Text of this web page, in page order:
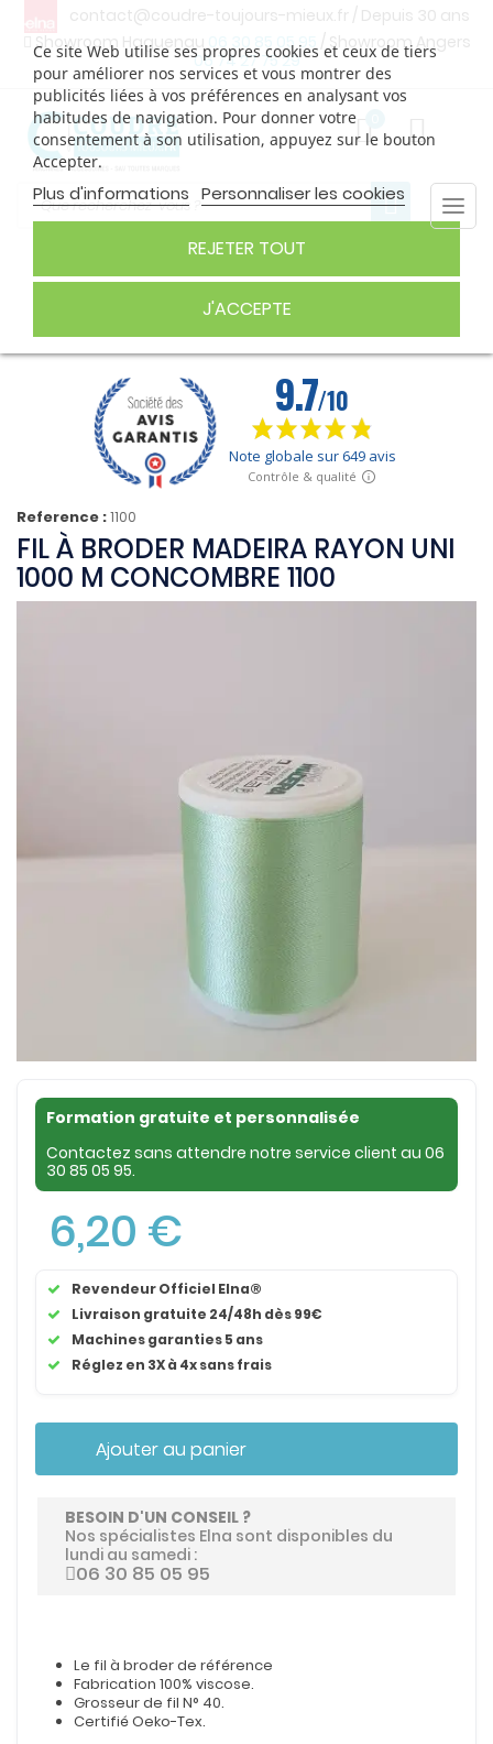
contact@coudre-toujours-mieux.fr / Depuis 30 ans
Showroom Haguenau
06 30 85 05 95
/ Showroom Angers
06 74 27 75 29
Ce site Web utilise ses propres cookies et ceux de tiers
pour améliorer nos services et vous montrer des
publicités liées à vos préférences en analysant vos
habitudes de navigation. Pour donner votre
consentement à son utilisation, appuyez sur le bouton
Accepter.
Plus d'informations Personnaliser les cookies
REJETER TOUT
J'ACCEPTE
FIL À BRODER
Reference :1100
FIL À BRODER MADEIRA RAYON UNI
1000 M CONCOMBRE 1100
Formation gratuite et personnalisée
Contactez sans attendre notre service client au 06
30 85 05 95.
6,20 €
Revendeur Officiel Elna®
Livraison gratuite 24/48h dès 99€
Machines garanties 5 ans
Réglez en 3X à 4x sans frais
Ajouter au panier
BESOIN D'UN CONSEIL ?
Nos spécialistes Elna sont disponibles du
lundi au samedi :
06 30 85 05 95
Le fil à broder de référence
Fabrication 100% viscose.
Grosseur de fil N° 40.
Certifié Oeko-Tex.